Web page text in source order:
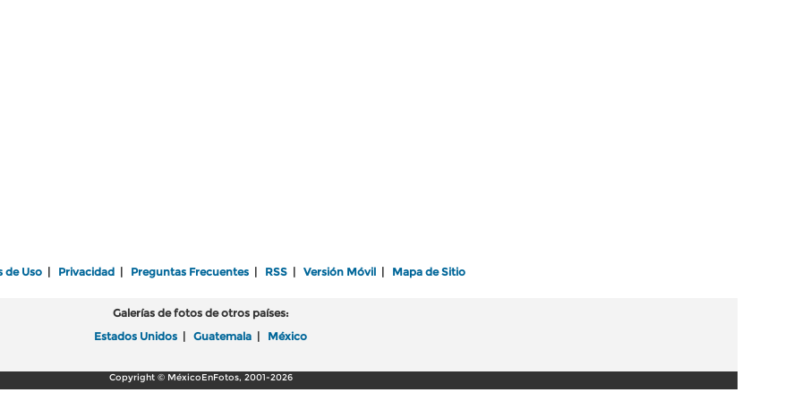
de Uso Privacidad Preguntas Frecuentes RSS Versión Móvil Mapa de Sitio
Galerías de fotos de otros países:
Estados Unidos
Guatemala México
Copyright © MéxicoEnFotos, 2001-2026